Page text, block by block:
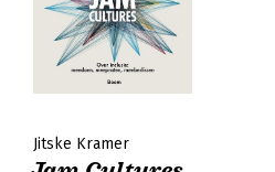
Jitske Kramer